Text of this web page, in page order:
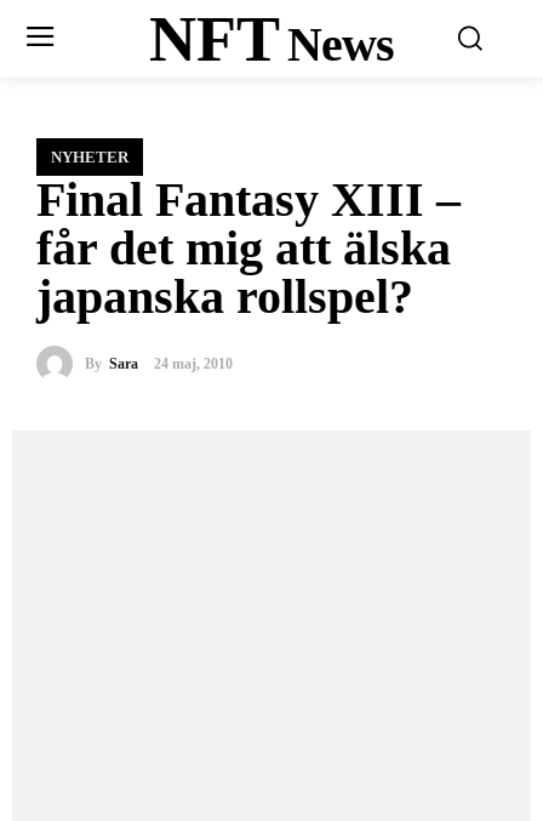
NFTNews
NYHETER
Final Fantasy XIII –
får det mig att älska
japanska rollspel?
By Sara 24 maj, 2010